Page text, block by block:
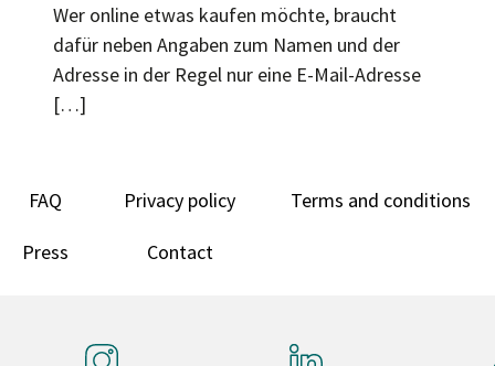
Wer online etwas kaufen möchte, braucht
dafür neben Angaben zum Namen und der
Adresse in der Regel nur eine E-Mail-Adresse
[…]
FAQ Privacy policy Terms and conditions
Press Contact